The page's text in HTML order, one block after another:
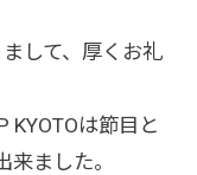
して、厚くお礼
KYOTOは節目と
ました。